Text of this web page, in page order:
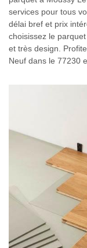
services pour tous
délai bref et prix
choisissez le
et très design.
Neuf dans le 77230